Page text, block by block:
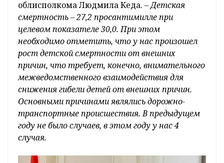
облисполкома Людмила Кеда. – Детская
смертность – 27,2 проcантимилле при
целевом показателе 30,0. При этом
необходимо отметить, что у нас произошел
рост детской смертности от внешних
причин, что требует, конечно, внимательного
межведомственного взаимодействия для
снижения гибели детей от внешних причин.
Основными причинами являлись дорожно-
транспортные происшествия. В предыдущем
году не было случаев, в этом году у нас 4
случая.